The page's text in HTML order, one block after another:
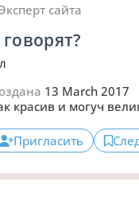
сайта
13 March 2017
красив и могуч
Пригласить